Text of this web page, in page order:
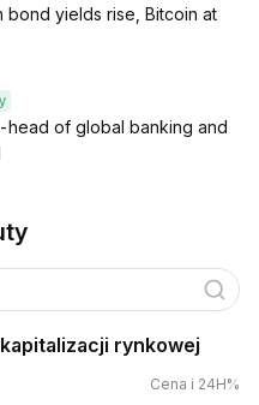
bond yields rise, Bitcoin at
of global banking and
rynkowej
Cena i 24H%